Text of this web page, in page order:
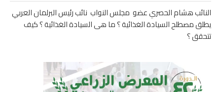
النائب هشام الحصري عضو مجلس النواب نائب رئيس البرلمان العربي
يطلق مصطلح السيادة الغذائية ؟ ما هى السيادة الغذائية ؟ كيف
تتحقق ؟